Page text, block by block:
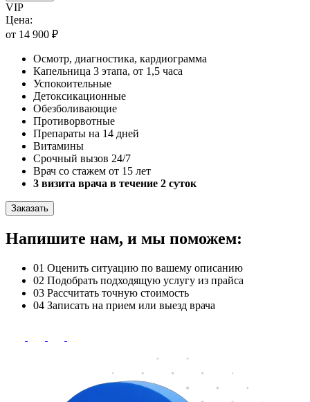
VIP
Цена:
от 14 900 ₽
Осмотр, диагностика, кардиограмма
Капельница 3 этапа, от 1,5 часа
Успокоительные
Детоксикационные
Обезболивающие
Противорвотные
Препараты на 14 дней
Витамины
Срочный вызов 24/7
Врач со стажем от 15 лет
3 визита врача в течение 2 суток
Заказать
Напишите нам, и мы поможем:
01 Оценить ситуацию по вашему описанию
02 Подобрать подходящую услугу из прайса
03 Рассчитать точную стоимость
04 Записать на прием или выезд врача